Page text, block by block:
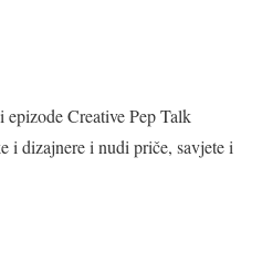
Creative Pep Talk
i dizajnere i nudi priče, savjete i